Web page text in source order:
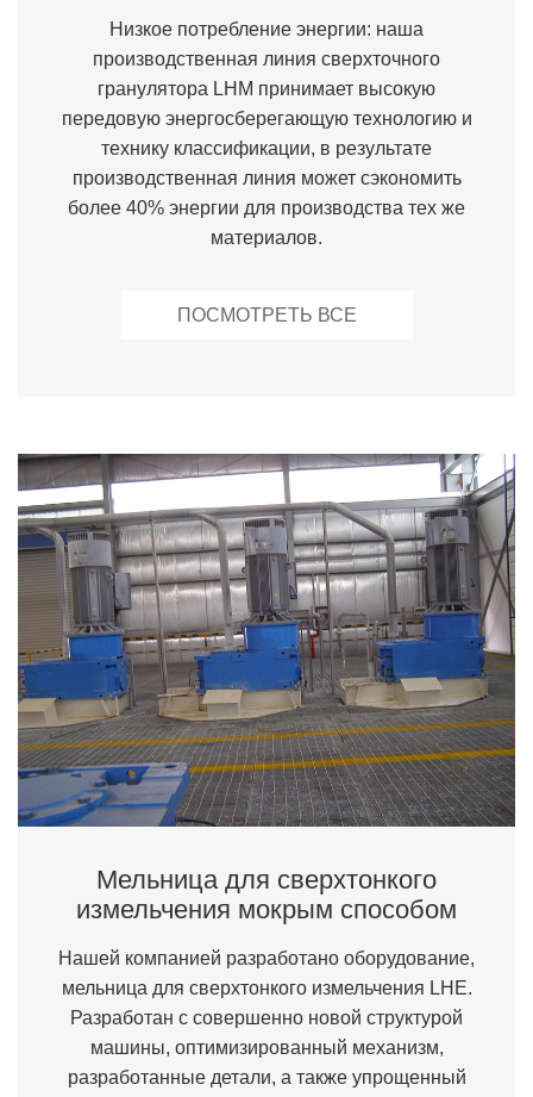
Низкое потребление энергии: наша
производственная линия сверхточного
гранулятора LHM принимает высокую
передовую энергосберегающую технологию и
технику классификации, в результате
производственная линия может сэкономить
более 40% энергии для производства тех же
материалов.
ПОСМОТРЕТЬ ВСЕ
Мельница для сверхтонкого
измельчения мокрым способом
Нашей компанией разработано оборудование,
мельница для сверхтонкого измельчения LHE.
Разработан с совершенно новой структурой
машины, оптимизированный механизм,
разработанные детали, а также упрощенный